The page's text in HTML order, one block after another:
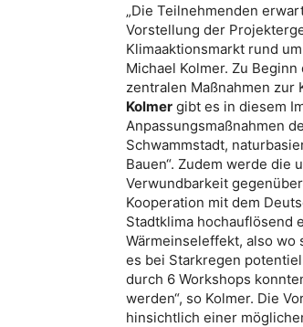
„Die Teilnehmenden
Vorstellung der
Klimaaktionsmarkt rund
Michael Kolmer. Zu
zentralen Maßnahmen zur
Kolmer gibt es in diesem
Anpassungsmaßnahmen
Schwammstadt,
Bauen“. Zudem werde die
Verwundbarkeit
Kooperation mit dem
Stadtklima hochauflösend
Wärmeinseleffekt, also wo
es bei Starkregen
durch 6 Workshops
werden“, so Kolmer. Die
hinsichtlich einer